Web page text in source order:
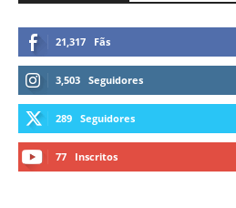
21,317 Fãs
3,503 Seguidores
289 Seguidores
77 Inscritos